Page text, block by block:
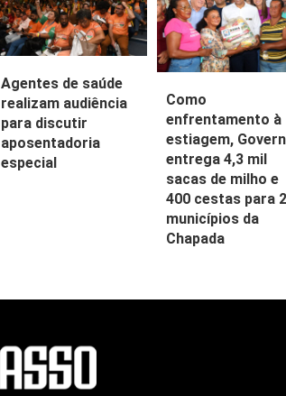
Agentes de saúde
realizam audiência
para discutir
aposentadoria
especial
Como
enfrentamento à
estiagem,
entrega 4,3 mil
sacas de milho e
400 cestas para
municípios da
Chapada